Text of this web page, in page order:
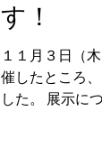
す！
１１月３日（
催したところ
した。 展示に